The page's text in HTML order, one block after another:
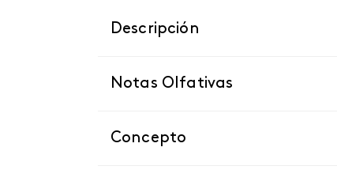
Descripción
Notas Olfativas
Concepto